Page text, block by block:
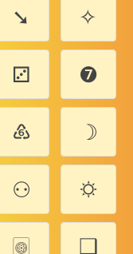
➘
✧
⚂
❼
♸
☽
⚇
🌣
🀙 ❑